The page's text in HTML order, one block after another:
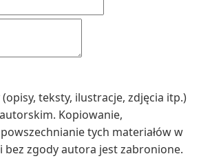
teksty, ilustracje, zdjęcia itp.)
Kopiowanie,
tych materiałów w
bez zgody autora jest zabronione.